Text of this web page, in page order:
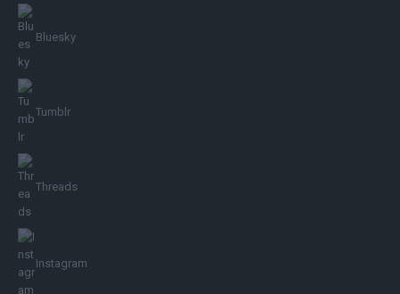
Bluesky
Tumblr
Threads
Instagram